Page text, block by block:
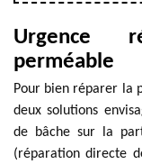
Urgence
perméable
Pour bien réparer la
deux solutions
de bâche sur la
(réparation directe